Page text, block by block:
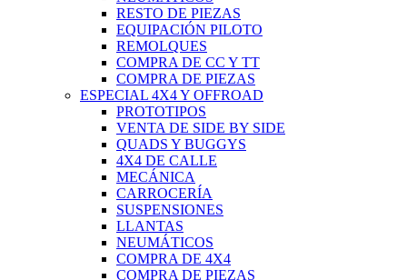
RESTO DE PIEZAS
EQUIPACIÓN PILOTO
REMOLQUES
COMPRA DE CC Y TT
COMPRA DE PIEZAS
ESPECIAL 4X4 Y OFFROAD
PROTOTIPOS
VENTA DE SIDE BY SIDE
QUADS Y BUGGYS
4X4 DE CALLE
MECÁNICA
CARROCERÍA
SUSPENSIONES
LLANTAS
NEUMÁTICOS
COMPRA DE 4X4
COMPRA DE PIEZAS